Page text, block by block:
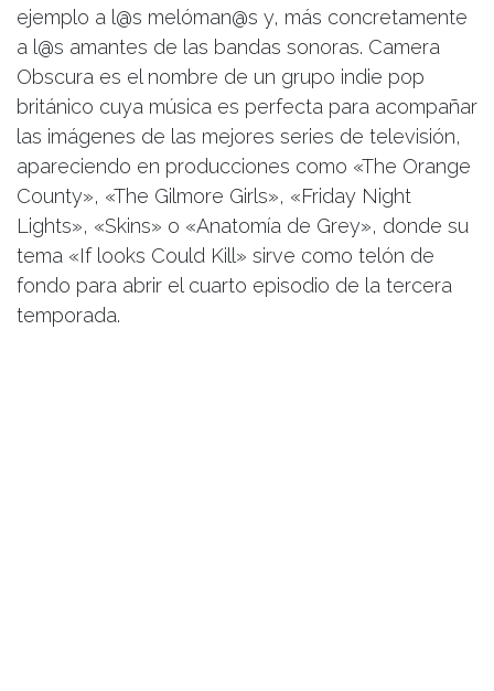
ejemplo a l@s melóman@s y, más concretamente
a l@s amantes de las bandas sonoras. Camera
Obscura es el nombre de un grupo indie pop
británico cuya música es perfecta para acompañar
las imágenes de las mejores series de televisión,
apareciendo en producciones como «The Orange
County», «The Gilmore Girls», «Friday Night
Lights», «Skins» o «Anatomía de Grey», donde su
tema «If looks Could Kill» sirve como telón de
fondo para abrir el cuarto episodio de la tercera
temporada.